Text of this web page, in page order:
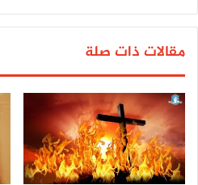
مقالات ذات صلة